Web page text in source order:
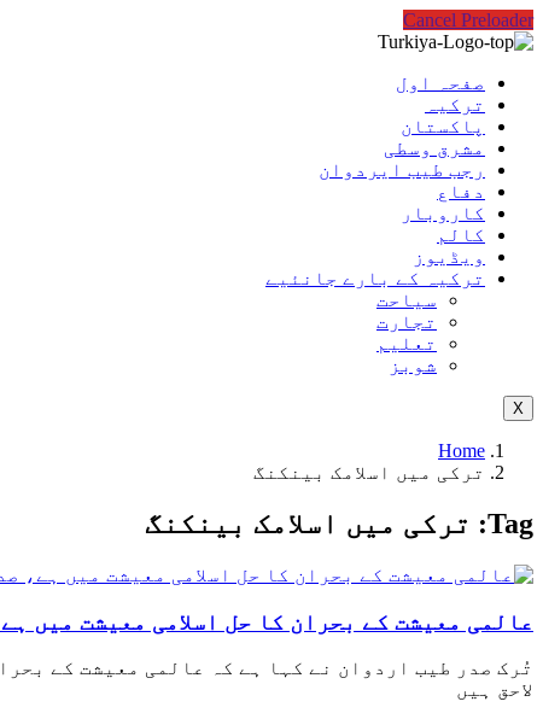
Cancel Preloader
صفحہ اول
ترکیہ
پاکستان
مشرق وسطی
رجب طیب ایردوان
دفاع
کاروبار
کالم
ویڈیوز
ترکیہ کے بارے جانئیے
سیاحت
تجارت
تعلیم
شوبز
X
Home
ترکی میں اسلامک بینکنگ
Tag: ترکی میں اسلامک بینکنگ
عالمی معیشت کے بحران کا حل اسلامی معیشت میں
تُرک صدر طیب اردوان نے کہا ہے کہ عالمی معیشت کے
لاحق ہیں